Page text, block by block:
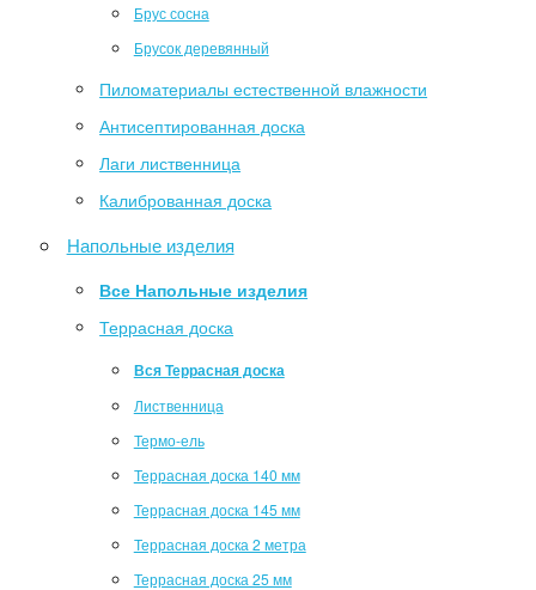
Брус сосна
Брусок деревянный
Пиломатериалы естественной влажности
Антисептированная доска
Лаги лиственница
Калиброванная доска
Напольные изделия
Все Напольные изделия
Террасная доска
Вся Террасная доска
Лиственница
Термо-ель
Террасная доска 140 мм
Террасная доска 145 мм
Террасная доска 2 метра
Террасная доска 25 мм